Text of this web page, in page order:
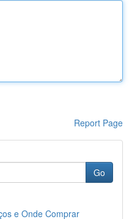
Report Page
Go
e Onde Comprar